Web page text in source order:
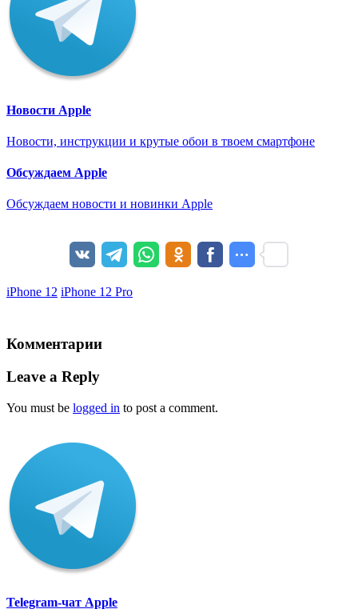
Новости Apple
Новости, инструкции и крутые обои в твоем смартфоне
Обсуждаем Apple
Обсуждаем новости и новинки Apple
iPhone 12 iPhone 12 Pro
Комментарии
Leave a Reply
You must be logged in to post a comment.
Telegram-чат Apple